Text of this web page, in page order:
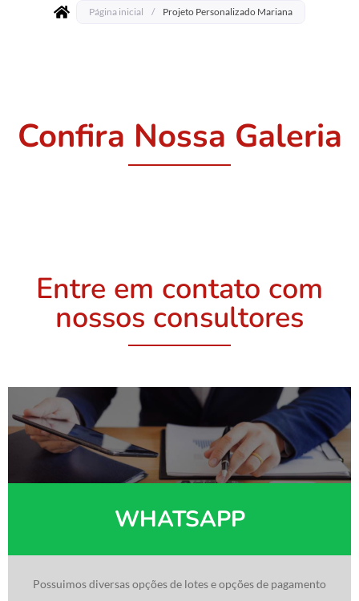
Página inicial / Projeto Personalizado Mariana
Confira Nossa Galeria
Entre em contato com
nossos consultores
WHATSAPP
Possuimos diversas opções de lotes e opções de pagamento